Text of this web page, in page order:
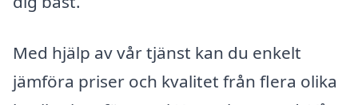
Med hjälp av vår tjänst kan du enkelt
jämföra priser och kvalitet från flera olika